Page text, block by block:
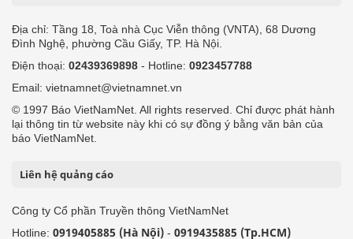
Địa chỉ: Tầng 18, Toà nhà Cục Viễn thông (VNTA), 68 Dương
Đình Nghệ, phường Cầu Giấy, TP. Hà Nội.
Điện thoại: 02439369898 - Hotline: 0923457788
Email: vietnamnet@vietnamnet.vn
© 1997 Báo VietNamNet. All rights reserved. Chỉ được phát hành
lại thông tin từ website này khi có sự đồng ý bằng văn bản của
báo VietNamNet.
Liên hệ quảng cáo
Công ty Cổ phần Truyền thông VietNamNet
Hotline: 0919405885 (Hà Nội) - 0919435885 (Tp.HCM)